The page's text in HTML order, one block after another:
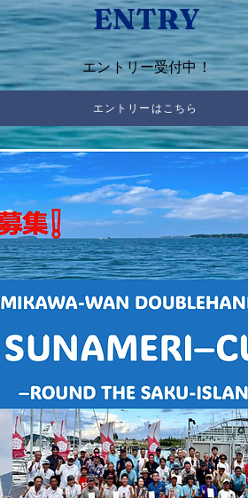
​ENTRY
エントリー受付中！
エントリーはこちら